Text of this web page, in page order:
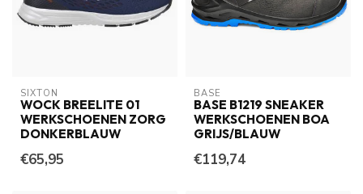
SIXTON
WOCK BREELITE 01
WERKSCHOENEN ZORG
DONKERBLAUW
€65,95
BASE
BASE B1219 SNEAKER
WERKSCHOENEN BOA
GRIJS/BLAUW
€119,74